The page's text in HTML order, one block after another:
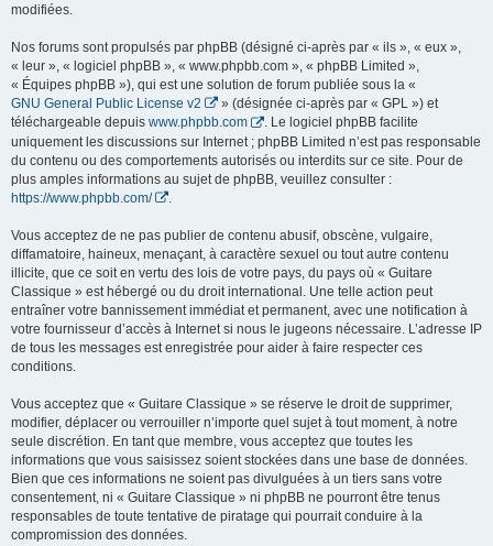
modifiées.
Nos forums sont propulsés par phpBB (désigné ci-après par « ils », « eux »,
« leur », « logiciel phpBB », « www.phpbb.com », « phpBB Limited »,
« Équipes phpBB »), qui est une solution de forum publiée sous la «
GNU General Public License v2
» (désignée ci-après par « GPL ») et
téléchargeable depuis www.phpbb.com
. Le logiciel phpBB facilite
uniquement les discussions sur Internet ; phpBB Limited n’est pas responsable
du contenu ou des comportements autorisés ou interdits sur ce site. Pour de
plus amples informations au sujet de phpBB, veuillez consulter :
https://www.phpbb.com/
Vous acceptez de ne pas publier de contenu abusif, obscène, vulgaire,
diffamatoire, haineux, menaçant, à caractère sexuel ou tout autre contenu
illicite, que ce soit en vertu des lois de votre pays, du pays où « Guitare
Classique » est hébergé ou du droit international. Une telle action peut
entraîner votre bannissement immédiat et permanent, avec une notification à
votre fournisseur d’accès à Internet si nous le jugeons nécessaire. L’adresse IP
de tous les messages est enregistrée pour aider à faire respecter ces
conditions.
Vous acceptez que « Guitare Classique » se réserve le droit de supprimer,
modifier, déplacer ou verrouiller n’importe quel sujet à tout moment, à notre
seule discrétion. En tant que membre, vous acceptez que toutes les
informations que vous saisissez soient stockées dans une base de données.
Bien que ces informations ne soient pas divulguées à un tiers sans votre
consentement, ni « Guitare Classique » ni phpBB ne pourront être tenus
responsables de toute tentative de piratage qui pourrait conduire à la
compromission des données.